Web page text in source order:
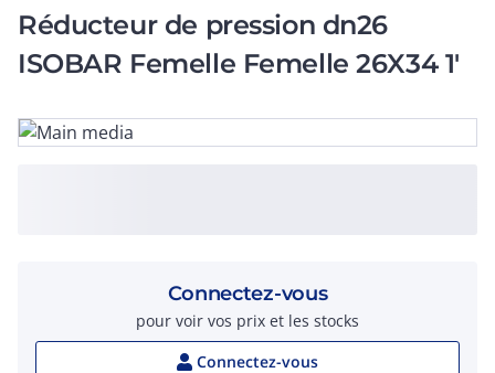
Réducteur de pression dn26
ISOBAR Femelle Femelle 26X34 1'
Connectez-vous
pour voir vos prix et les stocks
Connectez-vous